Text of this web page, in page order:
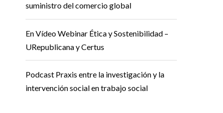
suministro del comercio global
En Vídeo Webinar Ética y Sostenibilidad –
URepublicana y Certus
Podcast Praxis entre la investigación y la
intervención social en trabajo social